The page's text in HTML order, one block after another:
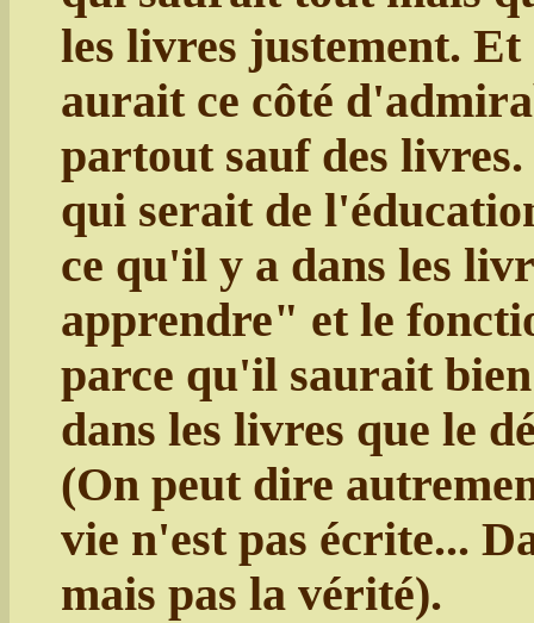
les livres justement.
aurait ce côté
partout sauf des
qui serait de
ce qu'il y a dans les
apprendre" et le
parce qu'il saurait
dans les livres que le
(On peut dire
vie n'est pas écrite...
mais pas la vérité).